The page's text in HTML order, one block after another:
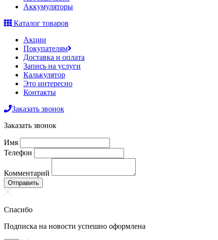
Аккумуляторы
Каталог товаров
Акции
Покупателям
Доставка и оплата
Запись на услуги
Калькулятор
Это интересно
Контакты
Заказать звонок
Заказать звонок
Имя
Телефон
Комментарий
Отправить
Спасибо
Подписка на новости успешно оформлена